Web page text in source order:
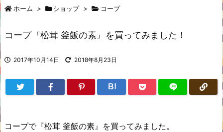
ホーム > ショップ > コープ
コープ『松茸 釜飯の素』を買ってみました！
2017年10月14日 2018年8月23日
B!
コープで『松茸 釜飯の素』を買ってみました。